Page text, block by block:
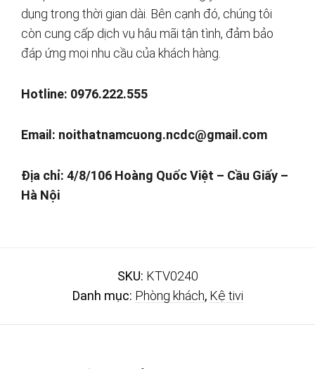
dụng trong thời gian dài. Bên cạnh đó, chúng tôi
còn cung cấp dịch vụ hậu mãi tận tình, đảm bảo
đáp ứng mọi nhu cầu của khách hàng.
Hotline: 0976.222.555
Email: noithatnamcuong.ncdc@gmail.com
Địa chỉ: 4/8/106 Hoàng Quốc Việt – Cầu Giấy –
Hà Nội
SKU: KTV0240
Danh mục: Phòng khách, Kệ tivi